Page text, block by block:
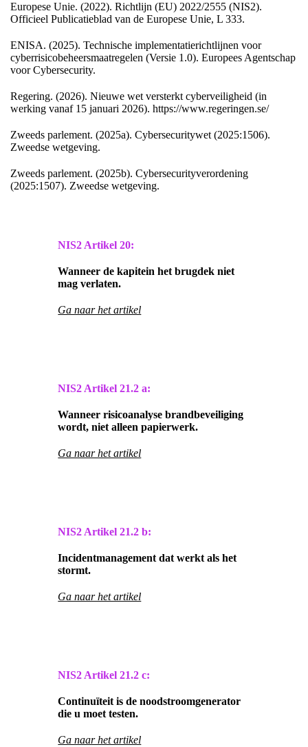
Europese Unie. (2022). Richtlijn (EU) 2022/2555 (NIS2).
Officieel Publicatieblad van de Europese Unie, L 333.
ENISA. (2025). Technische implementatierichtlijnen voor
cyberrisicobeheersmaatregelen (Versie 1.0). Europees Agentschap
voor Cybersecurity.
Regering. (2026). Nieuwe wet versterkt cyberveiligheid (in
werking vanaf 15 januari 2026). https://www.regeringen.se/
Zweeds parlement. (2025a). Cybersecuritywet (2025:1506).
Zweedse wetgeving.
Zweeds parlement. (2025b). Cybersecurityverordening
(2025:1507). Zweedse wetgeving.
NIS2 Artikel 20:
Wanneer de kapitein het brugdek niet
mag verlaten.
Ga naar het artikel
NIS2 Artikel21.2 a:
Wanneer risicoanalyse brandbeveiliging
wordt, niet alleen papierwerk.
Ga naar het artikel
NIS2 Artikel21.2 b:
Incidentmanagement dat werkt als het
stormt.
Ga naar het artikel
NIS2 Artikel21.2 c:
Continuïteit is de noodstroomgenerator
die u moet testen.
Ga naar het artikel